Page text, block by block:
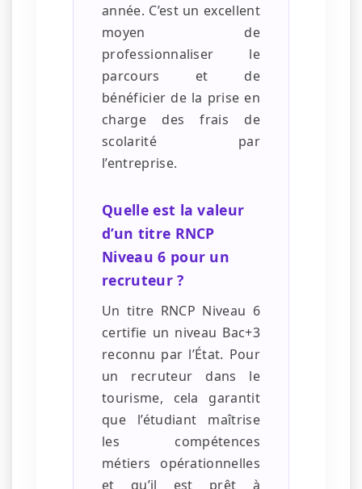
année. C’est un excellent
moyen de
professionnaliser le
parcours et de
bénéficier de la prise en
charge des frais de
scolarité par
l’entreprise.
Quelle est la valeur
d’un titre RNCP
Niveau 6 pour un
recruteur ?
Un titre RNCP Niveau 6
certifie un niveau Bac+3
reconnu par l’État. Pour
un recruteur dans le
tourisme, cela garantit
que l’étudiant maîtrise
les compétences
métiers opérationnelles
et qu’il est prêt à